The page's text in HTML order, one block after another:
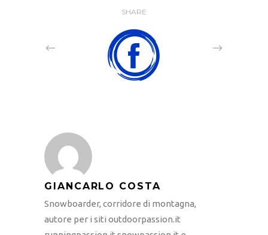
SHARE
GIANCARLO COSTA
Snowboarder, corridore di montagna,
autore per i siti outdoorpassion.it